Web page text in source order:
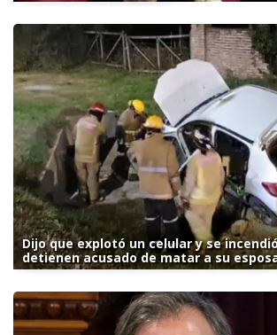
Dijo que explotó un celular y se
detienen acusado de matar a su